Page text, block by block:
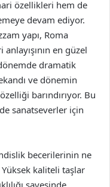
özellikleri hem de
devam ediyor.
yapı, Roma
en güzel
dramatik
ve dönemin
barındırıyor. Bu
sanatseverler için
becerilerinin ne
kaliteli taşlar
sayesinde,